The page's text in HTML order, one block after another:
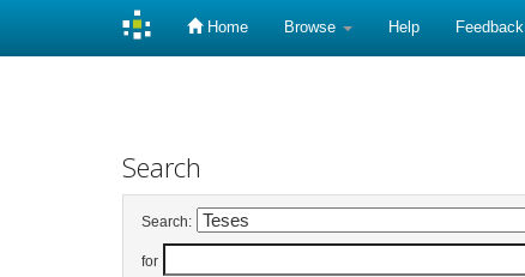
Home Browse Help Feedback
Search
Search:
for